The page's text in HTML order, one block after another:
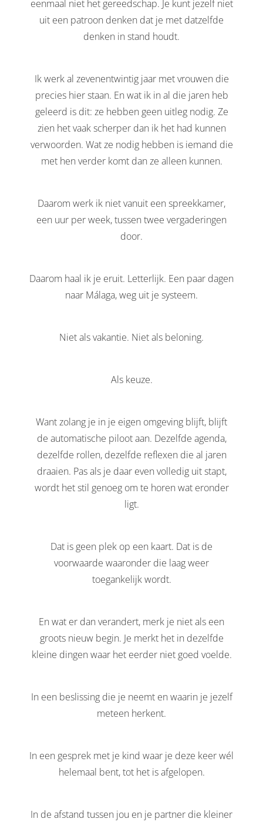
eenmaal niet het gereedschap. Je kunt jezelf niet
uit een patroon denken dat je met datzelfde
denken in stand houdt.
Ik werk al zevenentwintig jaar met vrouwen die
precies hier staan. En wat ik in al die jaren heb
geleerd is dit: ze hebben geen uitleg nodig. Ze
zien het vaak scherper dan ik het had kunnen
verwoorden. Wat ze nodig hebben is iemand die
met hen verder komt dan ze alleen kunnen.
Daarom werk ik niet vanuit een spreekkamer,
een uur per week, tussen twee vergaderingen
door.
Daarom haal ik je eruit. Letterlijk. Een paar dagen
naar Málaga, weg uit je systeem.
Niet als vakantie. Niet als beloning.
Als keuze.
Want zolang je in je eigen omgeving blijft, blijft
de automatische piloot aan. Dezelfde agenda,
dezelfde rollen, dezelfde reflexen die al jaren
draaien. Pas als je daar even volledig uit stapt,
wordt het stil genoeg om te horen wat eronder
ligt.
Dat is geen plek op een kaart. Dat is de
voorwaarde waaronder die laag weer
toegankelijk wordt.
En wat er dan verandert, merk je niet als een
groots nieuw begin. Je merkt het in dezelfde
kleine dingen waar het eerder niet goed voelde.
In een beslissing die je neemt en waarin je jezelf
meteen herkent.
In een gesprek met je kind waar je deze keer wél
helemaal bent, tot het is afgelopen.
In de afstand tussen jou en je partner die kleiner